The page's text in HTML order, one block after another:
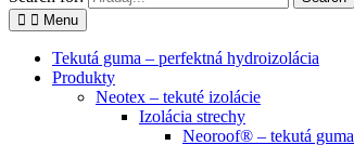
Menu
Tekutá guma – perfektná hydroizolácia
Produkty
Neotex – tekuté izolácie
Izolácia strechy
Neoroof® – tekutá guma